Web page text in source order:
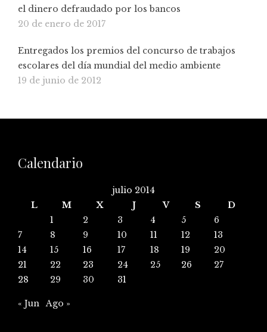
el dinero defraudado por los bancos
20 de enero de 2017
Entregados los premios del concurso de trabajos
escolares del día mundial del medio ambiente
19 de junio de 2012
Calendario
julio 2014
L
M X J V S
D
1
2 3 4 5
6
7
8 9 10 11 12
13
14
15 16 17 18 19
20
21
22 23 24 25 26
27
28
29 30 31
« Jun Ago »